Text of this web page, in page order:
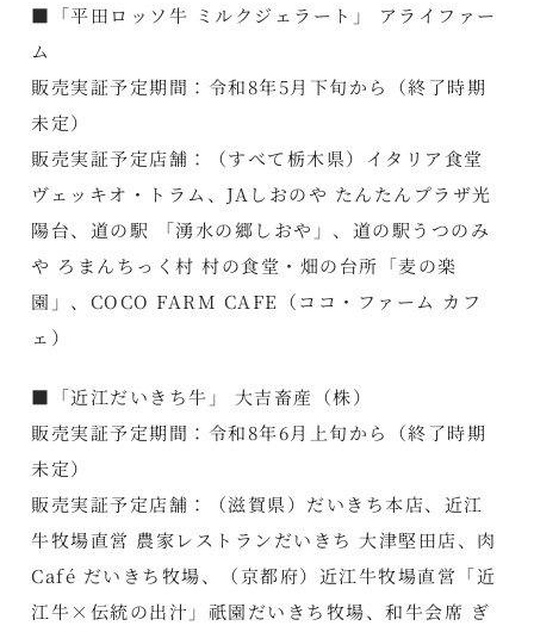
■「平田ロッソ牛 ミルクジェラート」 アライファー
ム
販売実証予定期間：令和8年5月下旬から（終了時期
未定）
販売実証予定店舗：（すべて栃木県）イタリア食堂
ヴェッキオ・トラム、JAしおのや たんたんプラザ光
陽台、道の駅 「湧水の郷しおや」、道の駅うつのみ
や ろまんちっく村 村の食堂・畑の台所「麦の楽
園」、COCO FARM CAFE（ココ・ファーム カフ
ェ）
■「近江だいきち牛」 大吉畜産（株）
販売実証予定期間：令和8年6月上旬から（終了時期
未定）
販売実証予定店舗：（滋賀県）だいきち本店、近江
牛牧場直営 農家レストランだいきち 大津堅田店、肉
Café だいきち牧場、（京都府）近江牛牧場直営「近
江牛×伝統の出汁」祇園だいきち牧場、和牛会席 ぎ